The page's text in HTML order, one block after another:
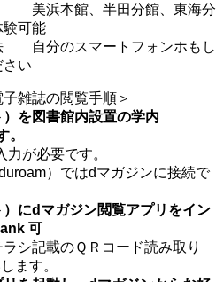
本館、半田分館、東海分
験可能
自分のスマートフォンホもし
さい
雑誌の閲覧手順＞
を図書館内設置の学内
。
が必要です。
）ではdマガジンに接続で
にdマガジン閲覧アプリをイン
可
シ記載のＱＲコード読み取り
ます。